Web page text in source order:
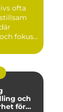
ofta
fokus...
och
för